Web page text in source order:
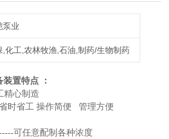
泵业
,化工,农林牧渔,石油,制药/生物制药
装置特点 ：
精心制造
时省工 操作简便 管理方便
可任意配制各种浓度